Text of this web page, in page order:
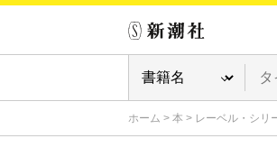
ホーム > 本 > レーベル・シリ